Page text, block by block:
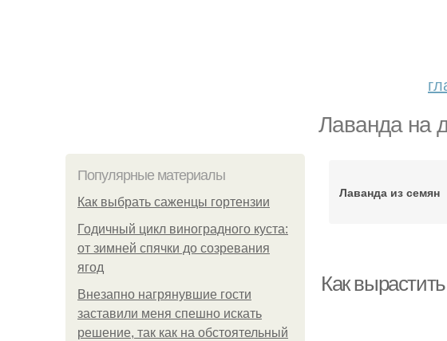
Лаванда на
Популярные материалы
Как выбрать саженцы гортензии
Годичный цикл виноградного куста:
от зимней спячки до созревания
ягод
Внезапно нагрянувшие гости
заставили меня спешно искать
решение, так как на обстоятельный
Лаванда из семян
Как